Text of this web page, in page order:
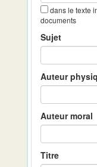
dans le texte
documents
Sujet
Auteur
Auteur moral
Titre